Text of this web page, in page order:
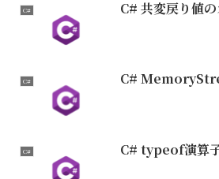
C# C# 共変戻り値
C# C#
C# C# typeof演算